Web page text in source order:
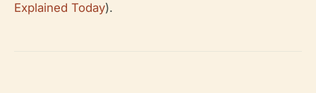
Explained Today).